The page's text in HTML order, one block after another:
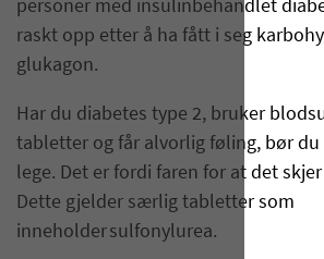
personer med insulinbehandlet
raskt opp etter å ha fått i seg
glukagon.
Har du diabetes type 2, bruker
tabletter og får alvorlig føling, bør
lege. Det er fordi faren for at det
Dette gjelder særlig tabletter som
inneholder sulfonylurea.